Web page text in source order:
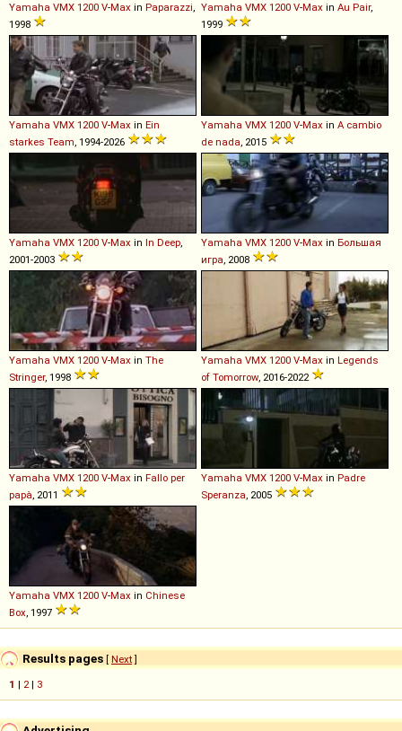
Yamaha VMX 1200 V-Max in Paparazzi,
1998
Yamaha VMX 1200 V-Max in Au Pair,
1999
Yamaha VMX 1200 V-Max in Ein
starkes Team, 1994-2026
Yamaha VMX 1200 V-Max in A cambio
de nada, 2015
Yamaha VMX 1200 V-Max in In Deep,
2001-2003
Yamaha VMX 1200 V-Max in Большая
игра, 2008
Yamaha VMX 1200 V-Max in The
Stringer, 1998
Yamaha VMX 1200 V-Max in Legends
of Tomorrow, 2016-2022
Yamaha VMX 1200 V-Max in Fallo per
papà, 2011
Yamaha VMX 1200 V-Max in Padre
Speranza, 2005
Yamaha VMX 1200 V-Max in Chinese
Box, 1997
Results pages [ Next]
1 | 2| 3